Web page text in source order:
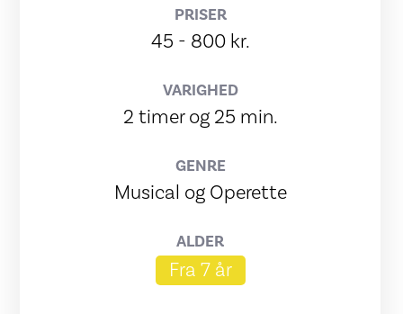
PRISER
45 - 800 kr.
VARIGHED
2 timer og 25 min.
GENRE
Musical og Operette
ALDER
Fra 7 år